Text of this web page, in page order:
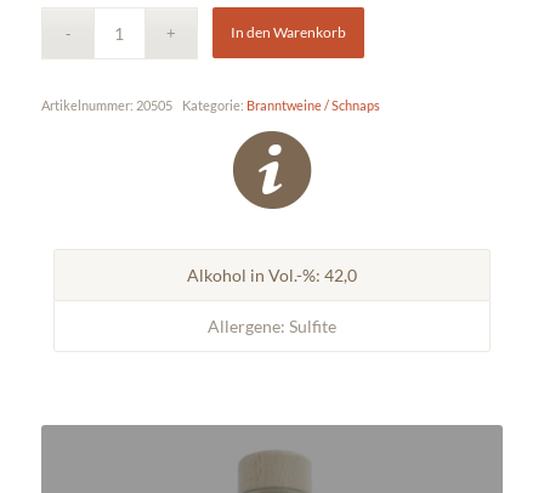
In den Warenkorb
Artikelnummer: 20505 Kategorie: Branntweine / Schnaps
Alkohol in Vol.-%: 42,0
Allergene: Sulfite